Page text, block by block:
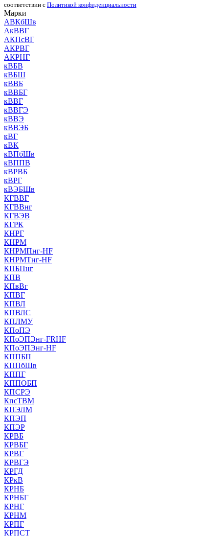
соответствии с Политикой конфиденциальности
Марки
АВКбШв
АкВВГ
АКПсВГ
АКРВГ
АКРНГ
кВБВ
кВБШ
кВВБ
кВВБГ
кВВГ
кВВГЭ
кВВЭ
кВВЭБ
кВГ
кВК
кВПбШв
кВППВ
кВРВБ
кВРГ
кВЭБШв
КГВВГ
КГВВнг
КГВЭВ
КГРК
КНРГ
КНРМ
КНРМПнг-HF
КНРМТнг-HF
КПБПнг
КПВ
КПвВг
КПВГ
КПВЛ
КПВЛС
КПЛМУ
КПоПЭ
КПоЭПЭнг-FRHF
КПоЭПЭнг-HF
КППБП
КППбШв
КППГ
КППОБП
КПСРЭ
КпсТВМ
КПЭЛМ
КПЭП
КПЭР
КРВБ
КРВБГ
КРВГ
КРВГЭ
КРГД
КРкВ
КРНБ
КРНБГ
КРНГ
КРНМ
КРПГ
КРПСТ